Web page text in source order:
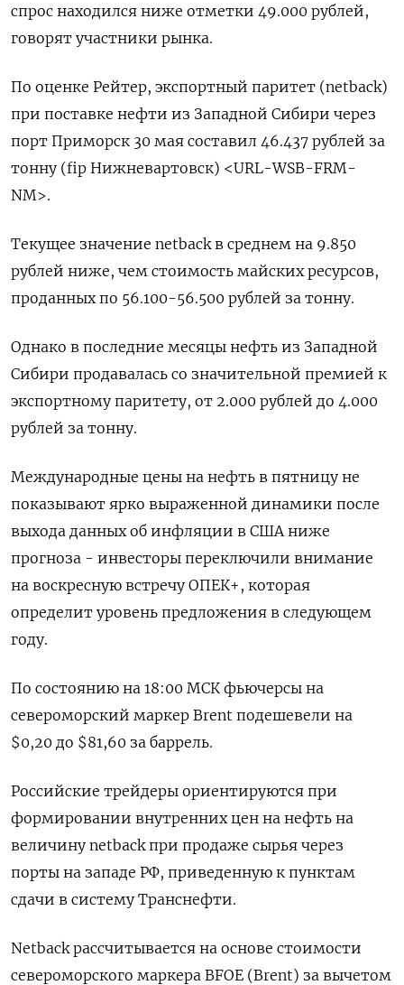
спрос находился ниже отметки 49.000 рублей,
говорят участники рынка.
По оценке Рейтер, экспортный паритет (netback)
при поставке нефти из Западной Сибири через
порт Приморск 30 мая составил 46.437 рублей за
тонну (fip Нижневартовск) <URL-WSB-FRM-
NM>.
Текущее значение netback в среднем на 9.850
рублей ниже, чем стоимость майских ресурсов,
проданных по 56.100-56.500 рублей за тонну.
Однако в последние месяцы нефть из Западной
Сибири продавалась со значительной премией к
экспортному паритету, от 2.000 рублей до 4.000
рублей за тонну.
Международные цены на нефть в пятницу не
показывают ярко выраженной динамики после
выхода данных об инфляции в США ниже
прогноза - инвесторы переключили внимание
на воскресную встречу ОПЕК+, которая
определит уровень предложения в следующем
году.
По состоянию на 18:00 МСК фьючерсы на
североморский маркер Brent подешевели на
$0,20 до $81,60 за баррель.
Российские трейдеры ориентируются при
формировании внутренних цен на нефть на
величину netback при продаже сырья через
порты на западе РФ, приведенную к пунктам
сдачи в систему Транснефти.
Netback рассчитывается на основе стоимости
североморского маркера BFOE (Brent) за вычетом